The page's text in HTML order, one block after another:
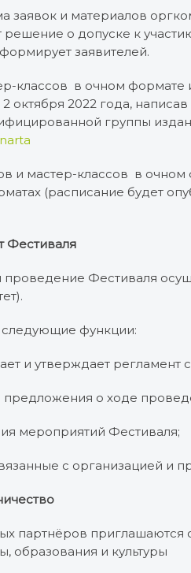
заявок и материалов
о допуске к
заявителей.
классов в очном
октября 2022 года, написав
группы
и мастер-классов в
(расписание будет
Фестиваля
проведение Фестиваля
следующие функции:
и утверждает регламент
предложения о ходе
мероприятий Фестиваля;
с организацией и
партнёров приглашаются
образования и культуры